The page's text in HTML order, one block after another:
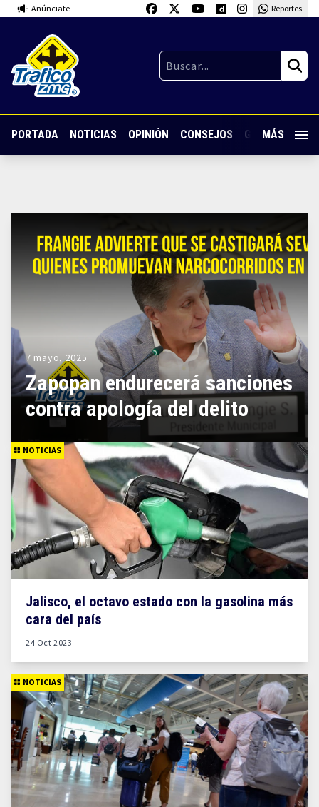
Anúnciate Reportes
PORTADA NOTICIAS OPINIÓN CONSEJOS GUARDIA
MÁS
7 mayo, 2025
Zapopan endurecerá sanciones
contra apología del delito
NOTICIAS
Jalisco, el octavo estado con la gasolina más
cara del país
24 Oct 2023
NOTICIAS